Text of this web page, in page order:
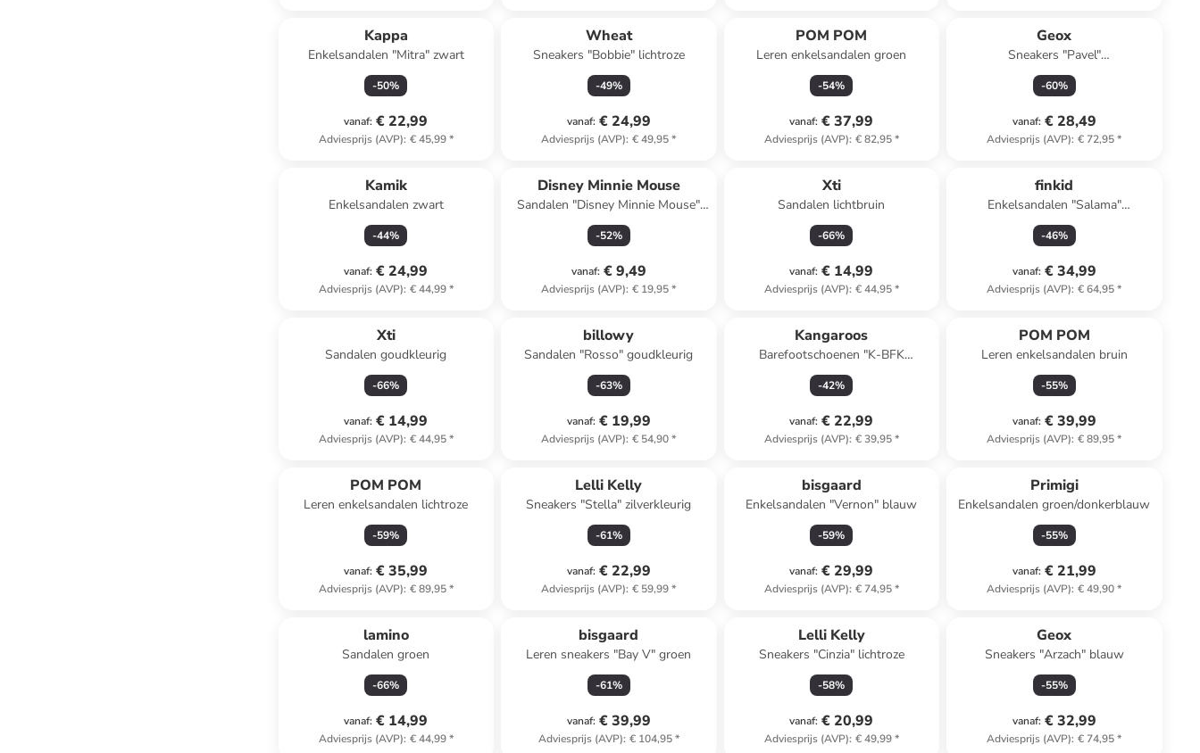
Kappa
Enkelsandalen "Mitra" zwart
-50%
vanaf: € 22,99
Adviesprijs (AVP): € 45,99*
Wheat
Sneakers "Bobbie" lichtroze
-49%
vanaf: € 24,99
Adviesprijs (AVP): € 49,95*
POM POM
Leren enkelsandalen groen
-54%
vanaf: € 37,99
Adviesprijs (AVP): € 82,95*
Geox
Sneakers "Pavel"
lichtroze/zilverkleurig
-60%
vanaf: € 28,49
Adviesprijs (AVP): € 72,95*
Kamik
Enkelsandalen zwart
-44%
vanaf: € 24,99
Adviesprijs (AVP): € 44,99*
Disney Minnie Mouse
Sandalen "Disney Minnie Mouse"
lichtroze
-52%
vanaf: € 9,49
Adviesprijs (AVP): € 19,95*
Xti
Sandalen lichtbruin
-66%
vanaf: € 14,99
Adviesprijs (AVP): € 44,95*
finkid
Enkelsandalen "Salama"
groen/blauw
-46%
vanaf: € 34,99
Adviesprijs (AVP): € 64,95*
Xti
Sandalen goudkleurig
-66%
vanaf: € 14,99
Adviesprijs (AVP): € 44,95*
billowy
Sandalen "Rosso" goudkleurig
-63%
vanaf: € 19,99
Adviesprijs (AVP): € 54,90*
Kangaroos
Barefootschoenen "K-BFK
Pathfinder EV" donkerblauw
-42%
vanaf: € 22,99
Adviesprijs (AVP): € 39,95*
POM POM
Leren enkelsandalen bruin
-55%
vanaf: € 39,99
Adviesprijs (AVP): € 89,95*
POM POM
Leren enkelsandalen lichtroze
-59%
vanaf: € 35,99
Adviesprijs (AVP): € 89,95*
Lelli Kelly
Sneakers "Stella" zilverkleurig
-61%
vanaf: € 22,99
Adviesprijs (AVP): € 59,99*
bisgaard
Enkelsandalen "Vernon" blauw
-59%
vanaf: € 29,99
Adviesprijs (AVP): € 74,95*
Primigi
Enkelsandalen groen/donkerblauw
-55%
vanaf: € 21,99
Adviesprijs (AVP): € 49,90*
lamino
Sandalen groen
-66%
vanaf: € 14,99
Adviesprijs (AVP): € 44,99*
bisgaard
Leren sneakers "Bay V" groen
-61%
vanaf: € 39,99
Adviesprijs (AVP): € 104,95*
Lelli Kelly
Sneakers "Cinzia" lichtroze
-58%
vanaf: € 20,99
Adviesprijs (AVP): € 49,99*
Geox
Sneakers "Arzach" blauw
-55%
vanaf: € 32,99
Adviesprijs (AVP): € 74,95*